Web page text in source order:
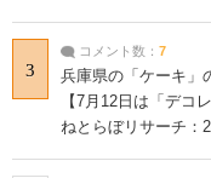
3
コメント数： 7
兵庫県の「ケーキ」
【7月12日は「デコ
ねとらぼリサーチ：